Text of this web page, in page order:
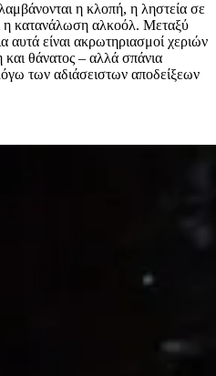
η κλοπή, η ληστεία σε
η κατανάλωση αλκοόλ. Μεταξύ
αυτά είναι ακρωτηριασμοί χεριών
θάνατος – αλλά σπάνια
των αδιάσειστων αποδείξεων